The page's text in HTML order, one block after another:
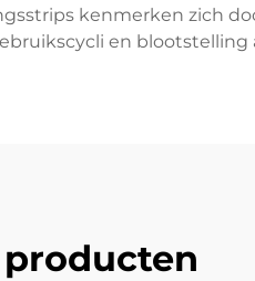
kenmerken zich
en